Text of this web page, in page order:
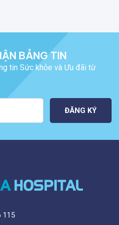
BẢNG TIN
tin Sức khỏe và Ưu đãi từ
ĐĂNG KÝ
115